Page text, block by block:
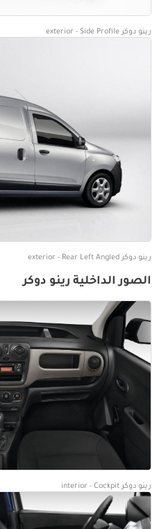
رينو دوكر exterior - Side Profile
رينو دوكر exterior - Rear Left Angled
الصور الداخلية رينو دوكر
رينو دوكر interior - Cockpit